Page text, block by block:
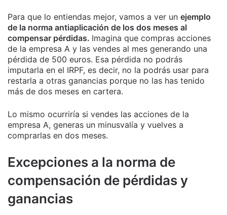
Para que lo entiendas mejor, vamos a ver un ejemplo
de la norma antiaplicación de los dos meses al
compensar pérdidas. Imagina que compras acciones
de la empresa A y las vendes al mes generando una
pérdida de 500 euros. Esa pérdida no podrás
imputarla en el IRPF, es decir, no la podrás usar para
restarla a otras ganancias porque no las has tenido
más de dos meses en cartera.
Lo mismo ocurriría si vendes las acciones de la
empresa A, generas un minusvalía y vuelves a
comprarlas en dos meses.
Excepciones a la norma de
compensación de pérdidas y
ganancias